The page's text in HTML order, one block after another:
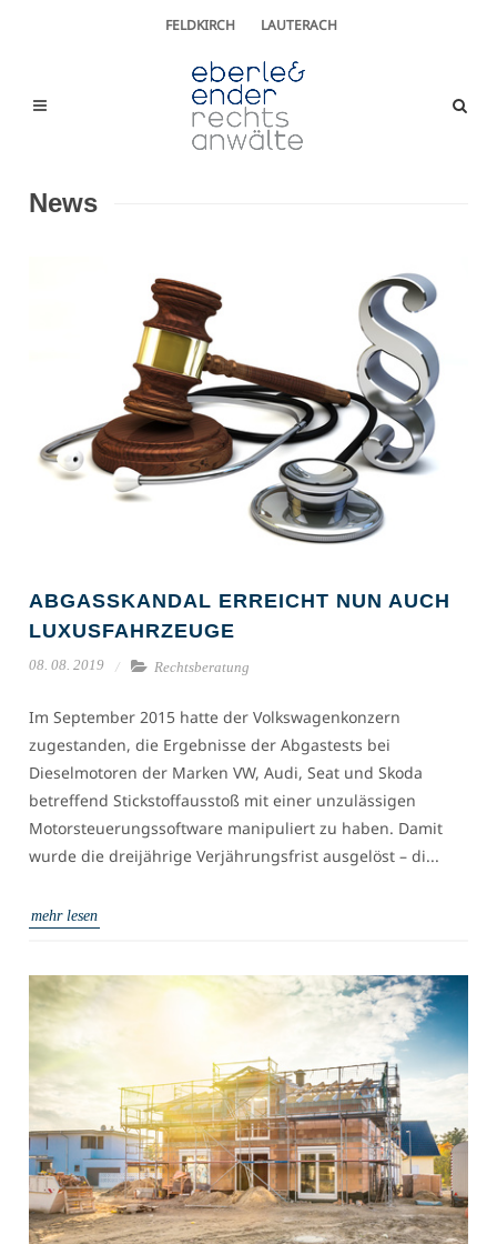
FELDKIRCH LAUTERACH
News
ABGASSKANDAL ERREICHT NUN AUCH
LUXUSFAHRZEUGE
08. 08. 2019 Rechtsberatung
Im September 2015 hatte der Volkswagenkonzern
zugestanden, die Ergebnisse der Abgastests bei
Dieselmotoren der Marken VW, Audi, Seat und Skoda
betreffend Stickstoffausstoß mit einer unzulässigen
Motorsteuerungssoftware manipuliert zu haben. Damit
wurde die dreijährige Verjährungsfrist ausgelöst – di...
mehr lesen